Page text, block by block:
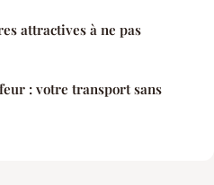
attractives à ne pas
: votre transport sans